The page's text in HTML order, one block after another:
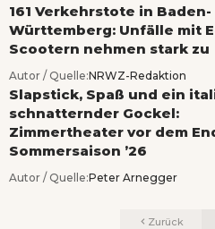
161 Verkehrstote in Baden-
Württemberg: Unfälle mit
Scootern nehmen stark zu
Autor / Quelle:NRWZ-Redaktion
Slapstick, Spaß und ein
schnatternder Gockel:
Zimmertheater vor dem
Sommersaison ’26
Autor / Quelle:Peter Arnegger
Zurück